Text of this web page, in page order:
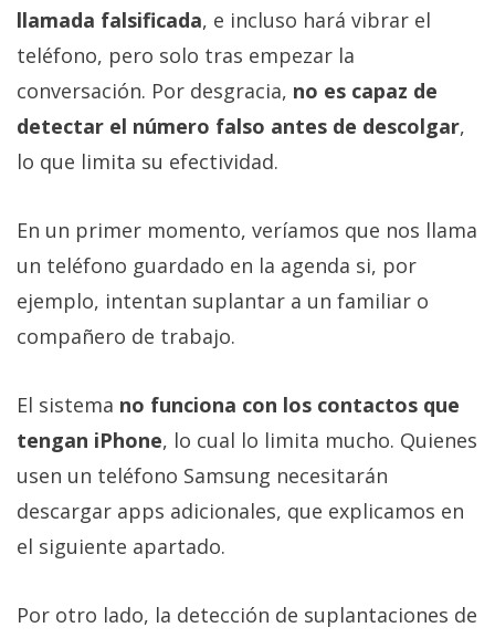
llamada falsificada, e incluso hará vibrar el
teléfono, pero solo tras empezar la
conversación. Por desgracia, no es capaz de
detectar el número falso antes de descolgar,
lo que limita su efectividad.
En un primer momento, veríamos que nos llama
un teléfono guardado en la agenda si, por
ejemplo, intentan suplantar a un familiar o
compañero de trabajo.
El sistema no funciona con los contactos que
tengan iPhone, lo cual lo limita mucho. Quienes
usen un teléfono Samsung necesitarán
descargar apps adicionales, que explicamos en
el siguiente apartado.
Por otro lado, la detección de suplantaciones de